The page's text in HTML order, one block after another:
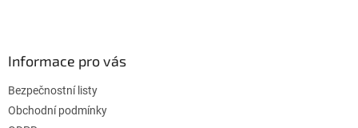
Informace pro vás
Bezpečnostní listy
Obchodní podmínky